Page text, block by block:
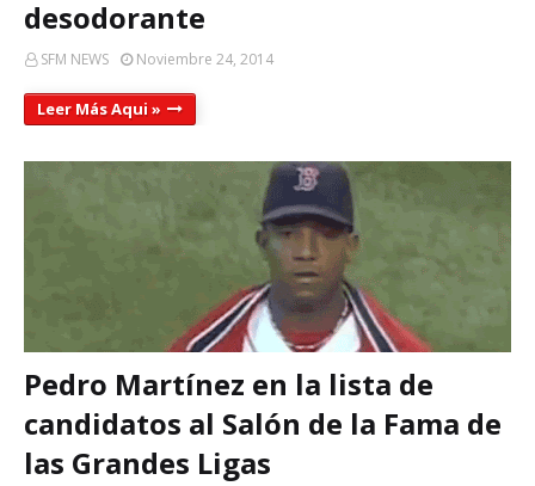
desodorante
SFM NEWS Noviembre 24, 2014
Leer Más Aqui »
Pedro Martínez en la lista de
candidatos al Salón de la Fama de
las Grandes Ligas